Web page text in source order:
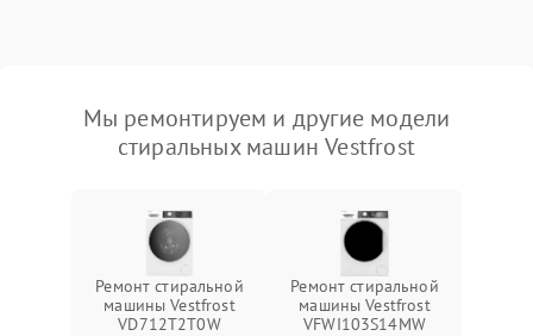
Мы ремонтируем и другие модели
стиральных машин Vestfrost
Ремонт стиральной
машины Vestfrost
VD712T2T0W
Ремонт стиральной
машины Vestfrost
VFWI103S14MW